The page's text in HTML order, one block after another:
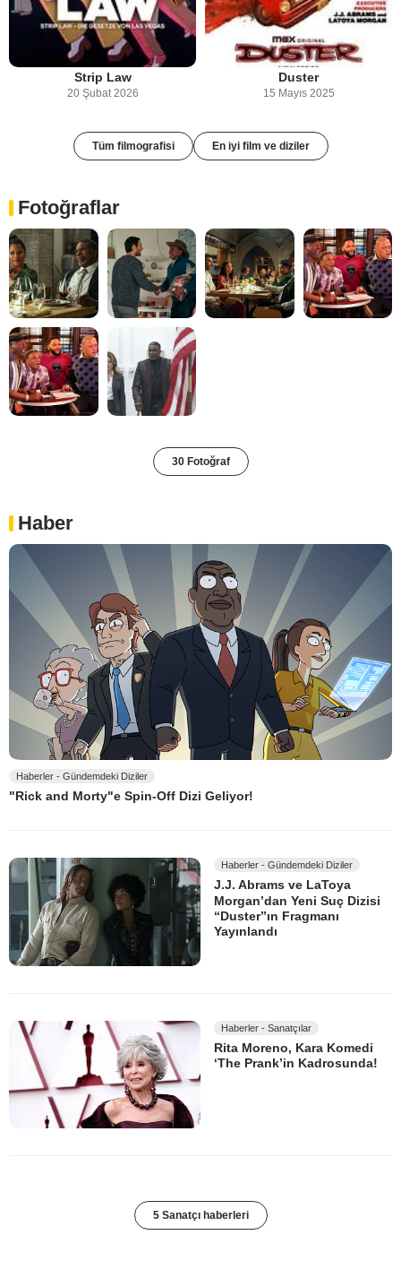
Strip Law
20 Şubat 2026
Duster
15 Mayıs 2025
Tüm filmografisi En iyi film ve diziler
Fotoğraflar
30 Fotoğraf
Haber
Haberler - Gündemdeki Diziler
"Rick and Morty"e Spin-Off Dizi Geliyor!
Haberler - Gündemdeki Diziler
J.J. Abrams ve LaToya
Morgan’dan Yeni Suç Dizisi
“Duster”ın Fragmanı
Yayınlandı
Haberler - Sanatçılar
Rita Moreno, Kara Komedi
‘The Prank’in Kadrosunda!
5 Sanatçı haberleri